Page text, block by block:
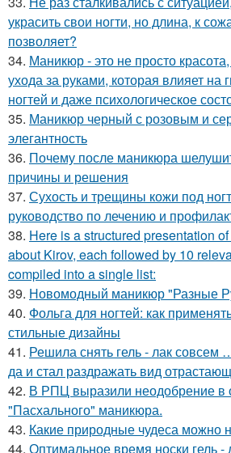
украсить свои ногти, но длина, к
позволяет?
34. Маникюр - это не просто
ухода за руками, которая влияет на
ногтей и даже психологическое
35. Маникюр черный с розовым и
элегантность
36. Почему после маникюра
причины и решения
37. Сухость и трещины кожи под
руководство по лечению и
38. Here is a structured presentation
about Kirov, each followed by 10
compiled into a single list:
39. Новомодный маникюр "Разные
40. Фольга для ногтей: как
стильные дизайны
41. Решила снять гель - лак совсем
да и стал раздражать вид
42. В РПЦ выразили неодобрение в
"Пасхального" маникюра.
43. Какие природные чудеса можно
44. Оптимальное время носки гель -